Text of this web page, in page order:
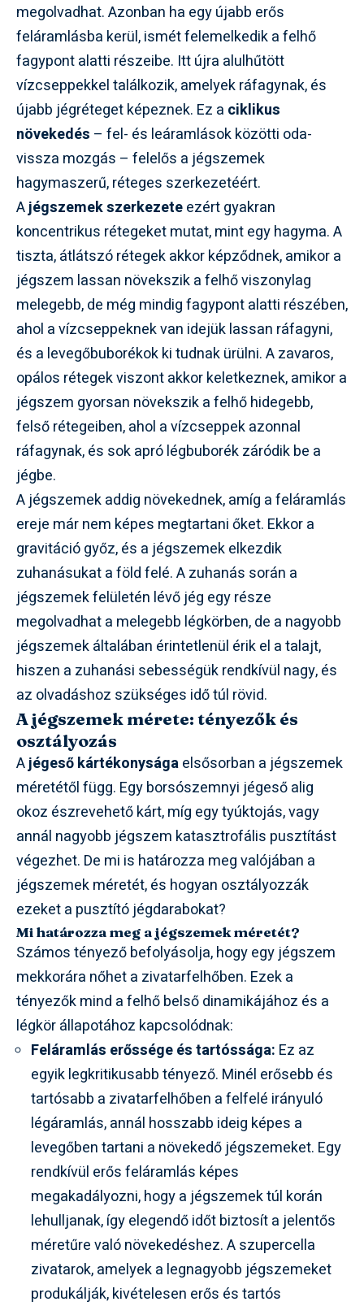
megolvadhat. Azonban ha egy újabb erős
feláramlásba kerül, ismét felemelkedik a felhő
fagypont alatti részeibe. Itt újra alulhűtött
vízcseppekkel találkozik, amelyek ráfagynak, és
újabb jégréteget képeznek. Ez a ciklikus
növekedés – fel- és leáramlások közötti oda-
vissza mozgás – felelős a jégszemek
hagymaszerű, réteges szerkezetéért.
Ajégszemek szerkezeteezért gyakran
koncentrikus rétegeket mutat, mint egy hagyma. A
tiszta, átlátszó rétegek akkor képződnek, amikor a
jégszem lassan növekszik a felhő viszonylag
melegebb, de még mindig fagypont alatti részében,
ahol a vízcseppeknek van idejük lassan ráfagyni,
és a levegőbuborékok ki tudnak ürülni. A zavaros,
opálos rétegek viszont akkor keletkeznek, amikor a
jégszem gyorsan növekszik a felhő hidegebb,
felső rétegeiben, ahol a vízcseppek azonnal
ráfagynak, és sok apró légbuborék záródik be a
jégbe.
A jégszemek addig növekednek, amíg a feláramlás
ereje már nem képes megtartani őket. Ekkor a
gravitáció győz, és a jégszemek elkezdik
zuhanásukat a föld felé. A zuhanás során a
jégszemek felületén lévő jég egy része
megolvadhat a melegebb légkörben, de a nagyobb
jégszemek általában érintetlenül érik el a talajt,
hiszen a zuhanási sebességük rendkívül nagy, és
az olvadáshoz szükséges idő túl rövid.
A jégszemek mérete: tényezők és
osztályozás
Ajégeső kártékonyságaelsősorban a jégszemek
méretétől függ. Egy borsószemnyi jégeső alig
okoz észrevehető kárt, míg egy tyúktojás, vagy
annál nagyobb jégszem katasztrofális pusztítást
végezhet. De mi is határozza meg valójában a
jégszemek méretét, és hogyan osztályozzák
ezeket a pusztító jégdarabokat?
Mi határozza meg a jégszemek méretét?
Számos tényező befolyásolja, hogy egy jégszem
mekkorára nőhet a zivatarfelhőben. Ezek a
tényezők mind a felhő belső dinamikájához és a
légkör állapotához kapcsolódnak:
Feláramlás erőssége és tartóssága: Ez az
egyik legkritikusabb tényező. Minél erősebb és
tartósabb a zivatarfelhőben a felfelé irányuló
légáramlás, annál hosszabb ideig képes a
levegőben tartani a növekedő jégszemeket. Egy
rendkívül erős feláramlás képes
megakadályozni, hogy a jégszemek túl korán
lehulljanak, így elegendő időt biztosít a jelentős
méretűre való növekedéshez. A szupercella
zivatarok, amelyek a legnagyobb jégszemeket
produkálják, kivételesen erős és tartós